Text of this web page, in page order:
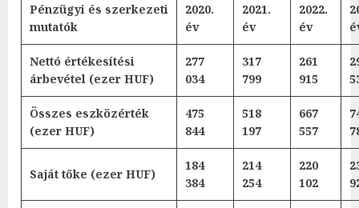
Pénzügyi és szerkezeti
mutatók
2020.
év
2021.
év
2022.
év
Nettó értékesítési
árbevétel (ezer HUF)
277
034
317
799
261
915
Összes eszközérték
(ezer HUF)
475
844
518
197
667
557
Saját tőke (ezer HUF)
184
384
214
254
220
102